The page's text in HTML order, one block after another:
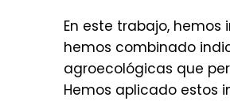
En este trabajo,
hemos combinado
agroecológicas que
Hemos aplicado estos